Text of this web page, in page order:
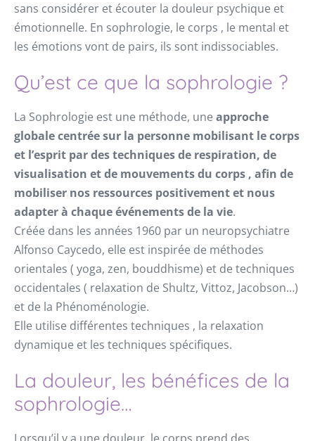
sans considérer et écouter la douleur psychique et
émotionnelle. En sophrologie, le corps , le mental et
les émotions vont de pairs, ils sont indissociables.
Qu’est ce que la sophrologie ?
La Sophrologie est une méthode, une approche
globale centrée sur la personne mobilisant le corps
et l’esprit par des techniques de respiration, de
visualisation et de mouvements du corps , afin de
mobiliser nos ressources positivement et nous
adapter à chaque événements de la vie.
Créée dans les années 1960 par un neuropsychiatre
Alfonso Caycedo, elle est inspirée de méthodes
orientales ( yoga, zen, bouddhisme) et de techniques
occidentales ( relaxation de Shultz, Vittoz, Jacobson…)
et de la Phénoménologie.
Elle utilise différentes techniques , la relaxation
dynamique et les techniques spécifiques.
La douleur, les bénéfices de la
sophrologie…